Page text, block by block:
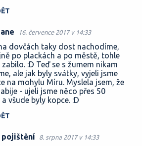
16. července 2017 v 14:33
dovčách taky dost nachodíme,
po plackách a po městě, tohle
zabilo. :D Teď se s žumem nikam
ale jak byly svátky, vyjeli jsme
na mohylu Míru. Myslela jsem, že
- ujeli jsme něco přes 50
všude byly kopce. :D
pojištění 8. srpna 2017 v 14:33